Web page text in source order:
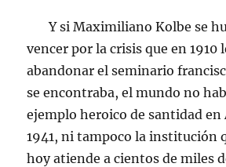
Y si Maximiliano Kolbe se
vencer por la crisis que en 1910
abandonar el seminario
se encontraba, el mundo no
ejemplo heroico de santidad en
1941, ni tampoco la institución
hoy atiende a cientos de miles